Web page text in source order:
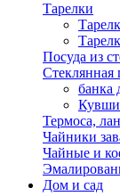
Тарелки
Посуда из
Стеклянная
банка
Термоса,
Чайники
Чайные и
Дом и сад